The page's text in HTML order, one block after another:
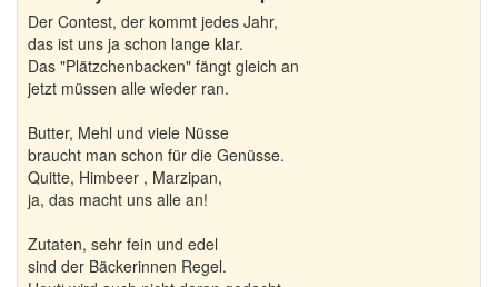
Kurze Weihnachtsgedichte
Lustige Weihnachtsgedichte
Schöne Weihnachtsgedichte
Weihnachtsgedichte für Kinder
Der Contest, der kommt jedes Jahr,
das ist uns ja schon lange klar.
Das "Plätzchenbacken" fängt gleich an
jetzt müssen alle wieder ran.
Butter, Mehl und viele Nüsse
braucht man schon für die Genüsse.
Quitte, Himbeer , Marzipan,
ja, das macht uns alle an!
Zutaten, sehr fein und edel
sind der Bäckerinnen Regel.